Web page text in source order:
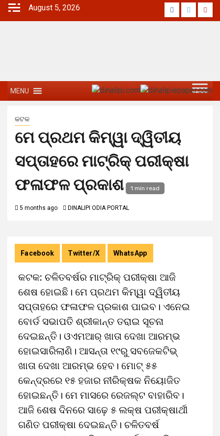
Skip
August 5, 2026 Facebook
Twitter
MENU
କଟକ
ମେ ପ୍ରଥମ କିମ୍ୱା ଦ୍ୱିତୀୟ
ସପ୍ତାହରେ ମାଟ୍ରିକ୍ ପରୀକ୍ଷା
ଫଳାଫଳ ପ୍ରକାଶ
1 min read
5 months ago DINALIPI ODIA PORTAL
Facebook Twitter/X WhatsApp
କଟକ: ଚଳିତବର୍ଷର ମାଟ୍ରିକ୍ ପରୀକ୍ଷା ଆଜି
ଶେଷ ହୋଇଛି। ମେ ପ୍ରଥମ କିମ୍ୱା ଦ୍ୱିତୀୟ
ସପ୍ତାହରେ ଫଳାଫଳ ପ୍ରକାଶ ପାଇବ। ଏନେଇ
ବୋର୍ଡ ସଭାପତି ଶ୍ରୀକାନ୍ତ ତରାଇ ସୂଚନା
ଦେଇଛନ୍ତି। ଓଏମଆର୍‌ ଖାତା ଦେଖା ଆରମ୍ଭ
ହୋଇସାରିଲାଣି। ଆସନ୍ତା ୧୯ରୁ ସବଜେକଟିଭ୍
ଖାତା ଦେଖା ଆରମ୍ଭ ହେବ। ମୋଟ୍ ୫୫
କେନ୍ଦ୍ରରେ ୧୫ ହଜାର ନୀରିକ୍ଷକ ନିୟୋଜିତ
ହୋଇଛନ୍ତି। ମେ ମାସରେ ରେଜଲ୍ଟ ବାହାରିବ।
ଆଜି ଶେଷ ଦିନରେ ସାଢ଼େ ୫ ଲକ୍ଷ ପରୀକ୍ଷାର୍ଥୀ
ଗଣିତ ପରୀକ୍ଷା ଦେଇଛନ୍ତି। ଚଳିତବର୍ଷ